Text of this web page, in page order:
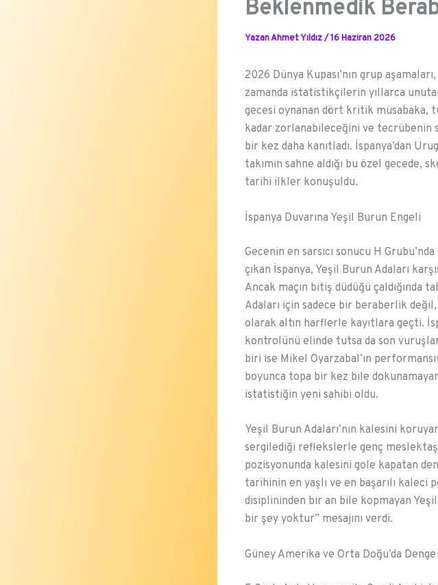
Beklenmedik
YazanAhmet Yıldız/16 Haziran 2026
2026 Dünya Kupası’nın grup
zamanda istatistikçilerin yıllarca
gecesi oynanan dört kritik müsabaka,
kadar zorlanabileceğini ve tecrübenin
bir kez daha kanıtladı. İspanya’dan
takımın sahne aldığı bu özel gecede,
tarihi ilkler konuşuldu.
İspanya Duvarına Yeşil Burun Engeli
Gecenin en sarsıcı sonucu H
çıkan İspanya, Yeşil Burun Adaları
Ancak maçın bitiş düdüğü çaldığında
Adaları için sadece bir beraberlik
olarak altın harflerle kayıtlara geçti.
kontrolünü elinde tutsa da son
biri ise Mikel Oyarzabal’ın
boyunca topa bir kez bile
istatistiğin yeni sahibi oldu.
Yeşil Burun Adaları’nın kalesini
sergilediği reflekslerle genç
pozisyonunda kalesini gole kapatan
tarihinin en yaşlı ve en başarılı kaleci
disiplininden bir an bile kopmayan
bir şey yoktur” mesajını verdi.
Güney Amerika ve Orta Doğu’da